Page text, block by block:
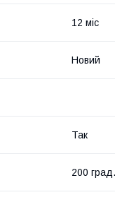
12 міс
Новий
Так
200 град.